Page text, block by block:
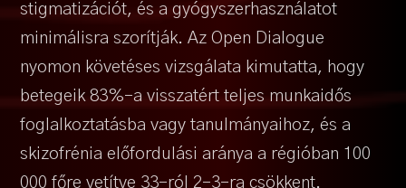
stigmatizációt, és a gyógyszerhasználatot
minimálisra szorítják. Az Open Dialogue
nyomon követéses vizsgálata kimutatta, hogy
betegeik 83%-a visszatért teljes munkaidős
foglalkoztatásba vagy tanulmányaihoz, és a
skizofrénia előfordulási aránya a régióban 100
000 főre vetítve 33-ról 2-3-ra csökkent.